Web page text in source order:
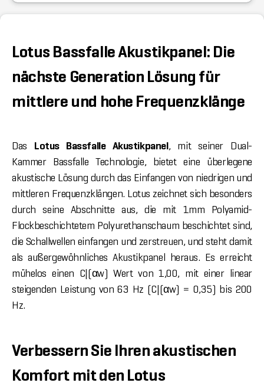
Lotus Bassfalle Akustikpanel: Die
nächste Generation Lösung für
mittlere und hohe Frequenzklänge
Das Lotus Bassfalle Akustikpanel, mit seiner Dual-
Kammer Bassfalle Technologie, bietet eine überlegene
akustische Lösung durch das Einfangen von niedrigen und
mittleren Frequenzklängen. Lotus zeichnet sich besonders
durch seine Abschnitte aus, die mit 1mm Polyamid-
Flockbeschichtetem Polyurethanschaum beschichtet sind,
die Schallwellen einfangen und zerstreuen, und steht damit
als außergewöhnliches Akustikpanel heraus. Es erreicht
mühelos einen C|(αw) Wert von 1,00, mit einer linear
steigenden Leistung von 63 Hz (C|(αw) = 0,35) bis 200
Hz.
Verbessern Sie Ihren akustischen
Komfort mit den Lotus